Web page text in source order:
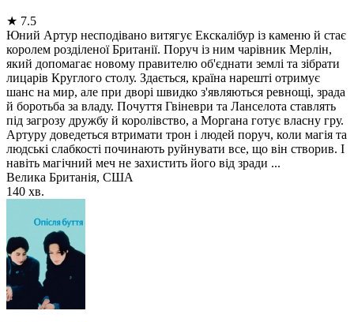
★ 7.5
Юний Артур несподівано витягує Екскалібур із каменю й стає
королем розділеної Британії. Поруч із ним чарівник Мерлін,
який допомагає новому правителю об'єднати землі та зібрати
лицарів Круглого столу. Здається, країна нарешті отримує
шанс на мир, але при дворі швидко з'являються ревнощі, зрада
й боротьба за владу. Почуття Гвіневри та Ланселота ставлять
під загрозу дружбу й королівство, а Моргана готує власну гру.
Артуру доведеться втримати трон і людей поруч, коли магія та
людські слабкості починають руйнувати все, що він створив. І
навіть магічний меч не захистить його від зради ...
Велика Британія, США
140 хв.